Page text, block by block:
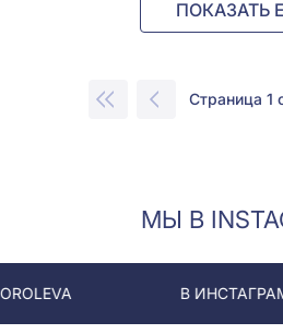
ПОКАЗАТЬ
Страница 1
МЫ В
В ИНСТАГРАМ